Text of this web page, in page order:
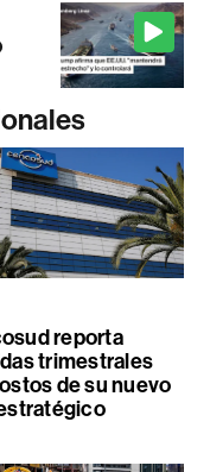
reporta
trimestrales
de su nuevo